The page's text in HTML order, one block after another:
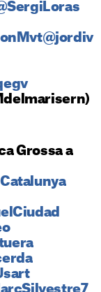
@jordiv
Grossa a